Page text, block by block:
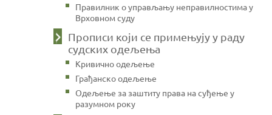
Правилник о управљању неправилностима у
Врховном суду
Прописи који се примењују у раду
судских одељења
Кривично одељење
Грађанско одељење
Одељење за заштиту права на суђење у
разумном року